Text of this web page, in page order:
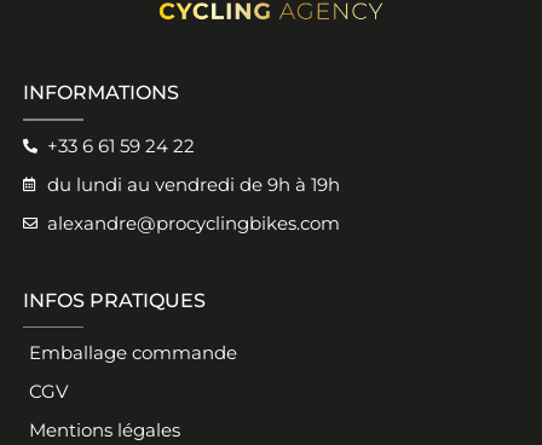
INFORMATIONS
+33 6 61 59 24 22
du lundi au vendredi de 9h à 19h
alexandre@procyclingbikes.com
INFOS PRATIQUES
Emballage commande
CGV
Mentions légales